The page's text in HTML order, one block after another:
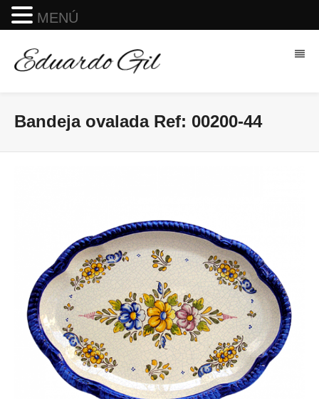
Bandeja ovalada Ref: 00200-44
MENÚ